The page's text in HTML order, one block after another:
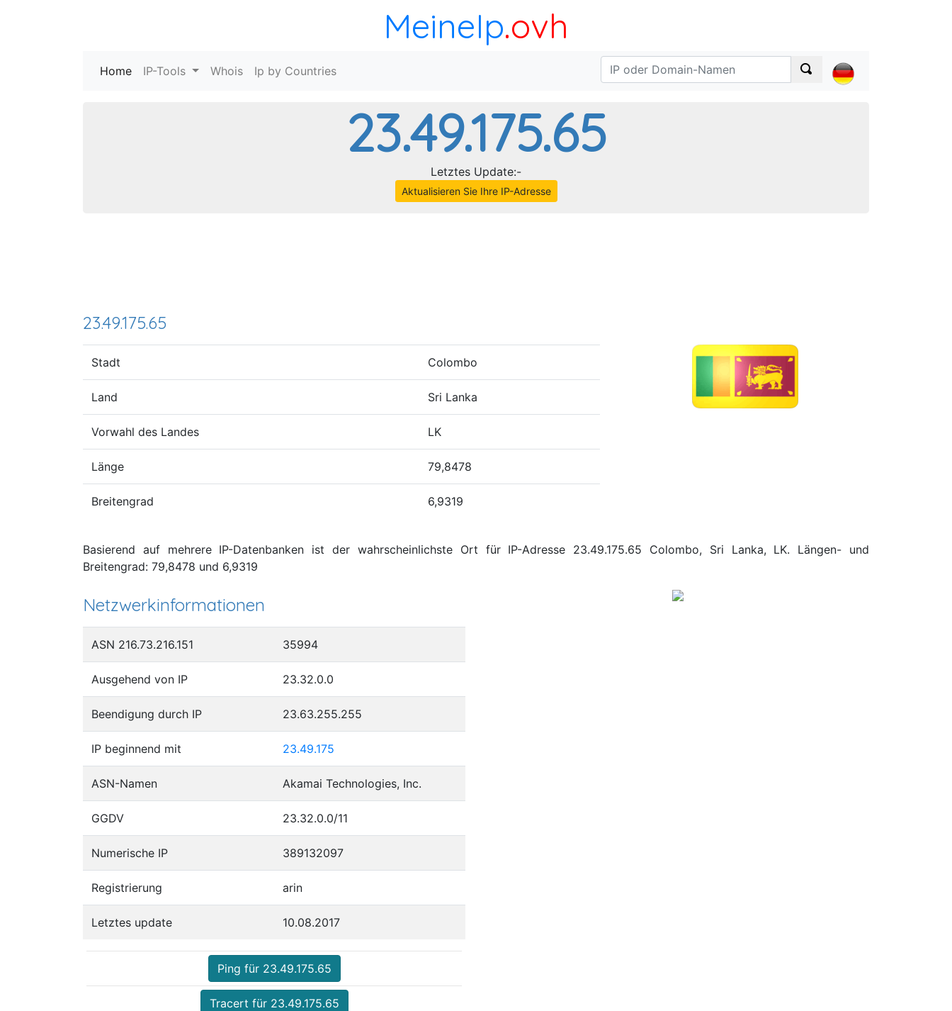
MeineIp.ovh
Home (current)
IP-Tools Whois Ip by Countries
23.49.175.65
Letztes Update:-
Aktualisieren Sie Ihre IP-Adresse
23.49.175.65
Stadt Colombo
Land Sri Lanka
Vorwahl des Landes LK
Länge 79,8478
Breitengrad 6,9319
Basierend auf mehrere IP-Datenbanken ist der wahrscheinlichste Ort für IP-Adresse 23.49.175.65 Colombo, Sri Lanka, LK. Längen- und
Breitengrad: 79,8478 und 6,9319
Netzwerkinformationen
ASN 216.73.216.151 35994
Ausgehend von IP 23.32.0.0
Beendigung durch IP 23.63.255.255
IP beginnend mit 23.49.175
ASN-Namen Akamai Technologies, Inc.
GGDV 23.32.0.0/11
Numerische IP 389132097
Registrierung arin
Letztes update 10.08.2017
Ping für 23.49.175.65
Tracert für 23.49.175.65